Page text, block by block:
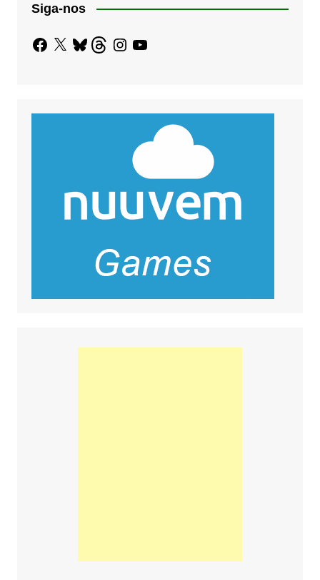
Siga-nos
Facebook
X BlueskyThreadsInstagram
YouTube